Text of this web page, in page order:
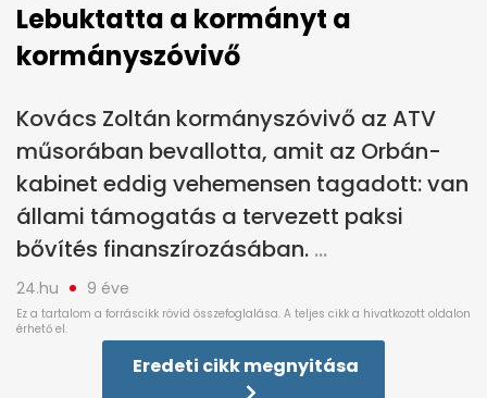
Lebuktatta a kormányt a
kormányszóvivő
Kovács Zoltán kormányszóvivő az ATV
műsorában bevallotta, amit az Orbán-
kabinet eddig vehemensen tagadott: van
állami támogatás a tervezett paksi
bővítés finanszírozásában.
24.hu 9 éve
Eredeti cikk megnyitása